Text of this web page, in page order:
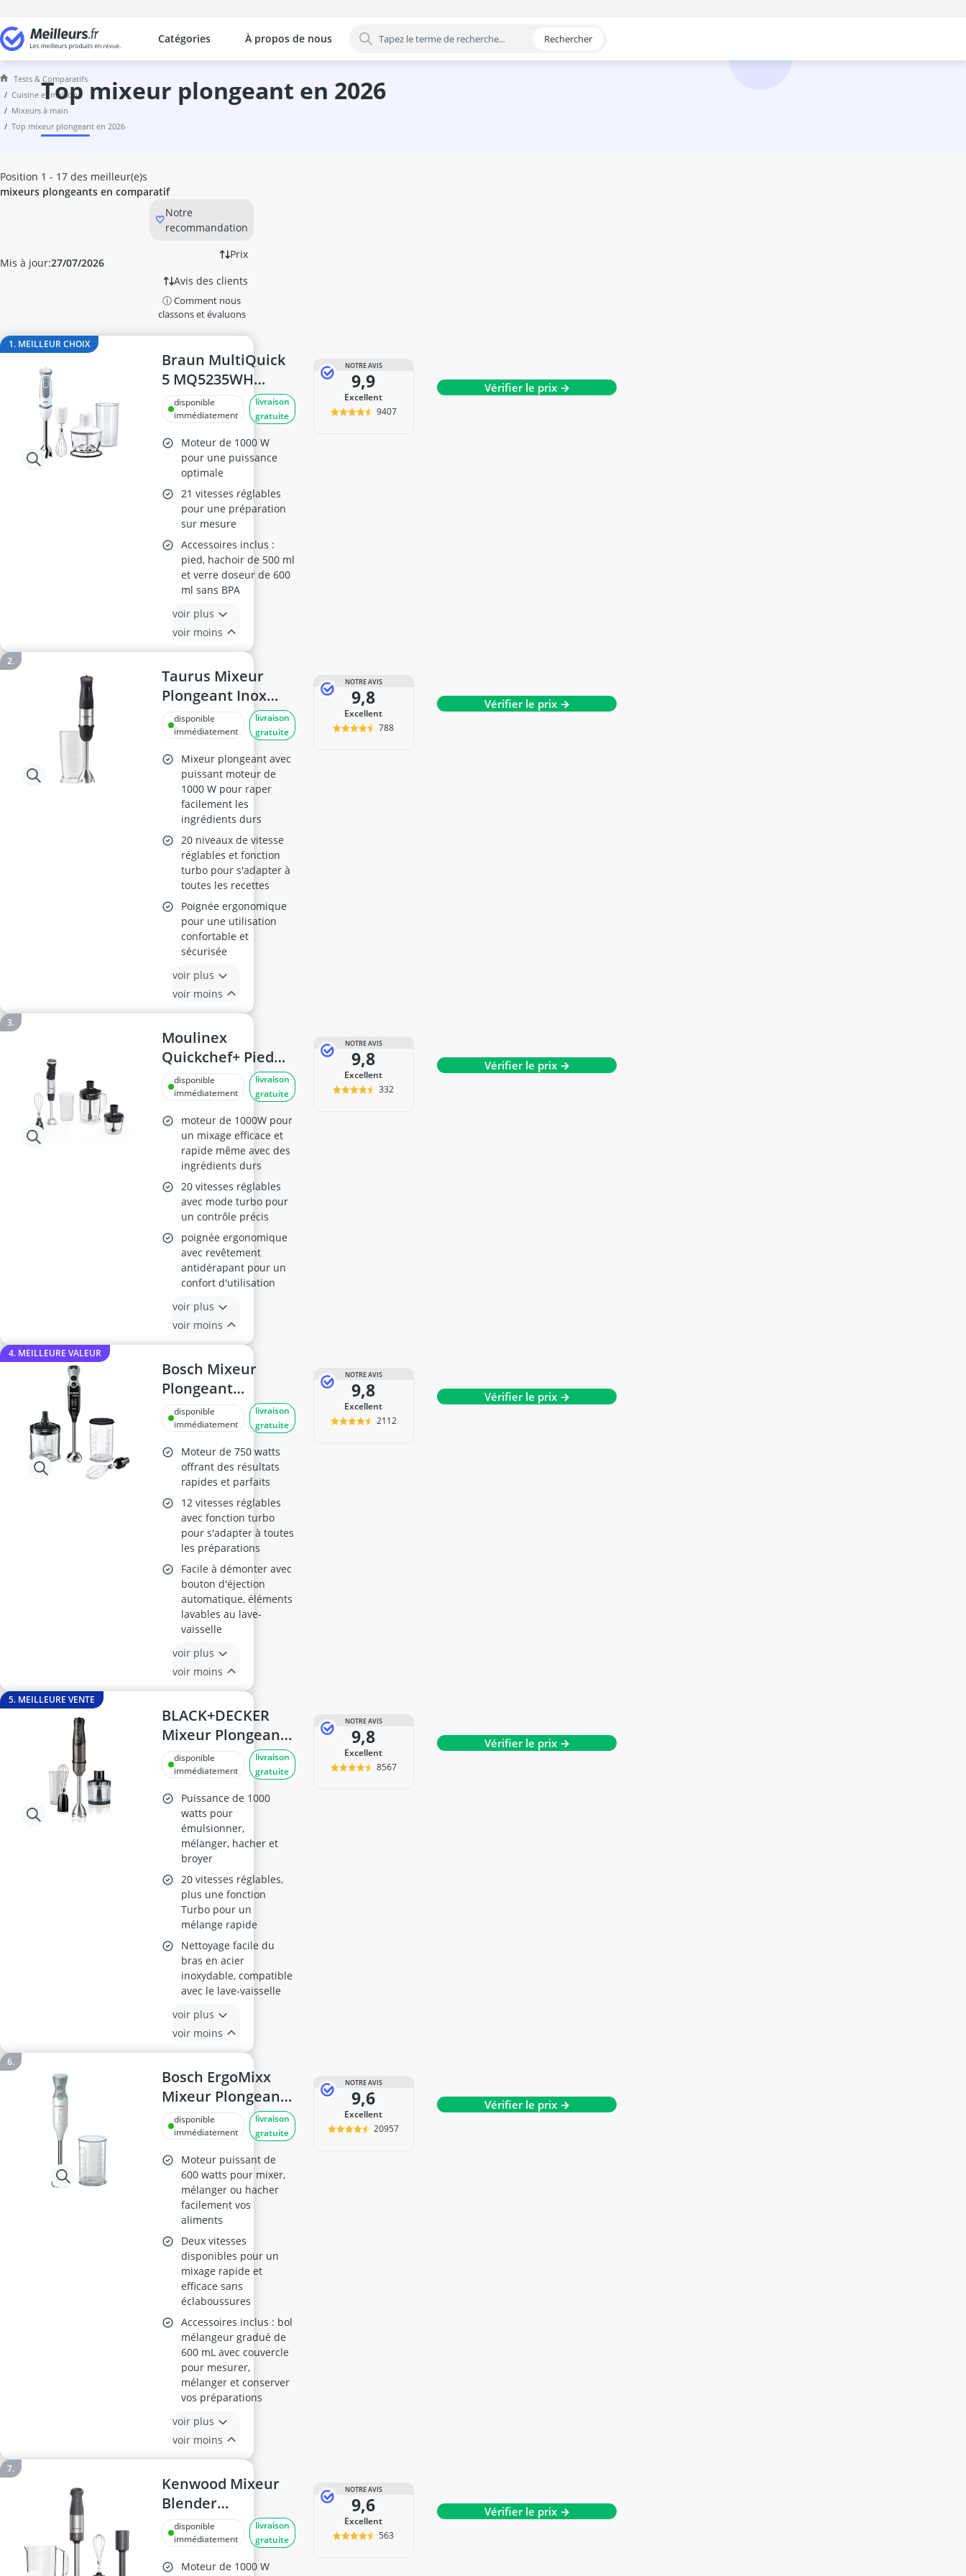
Catégories
Les comparaisons les plus populaires par catégorie
Cuisine et Maison
Abattant wc
accessoires WC
aiguilles à tricoter
aiguiseur couteau électrique
Aiguiseur de couteaux électrique
airfryer 2 compartiments
ampoule four
ampoule LED G4
ampoule LED GU10 blanc froid
ampoule r7s 78mm
ampoules LED GU10
Anneau d'assise
Anti-poil pour machine à laver
Antivol remorque
À propos de nous Rechercher
Tests & Comparatifs
cuisine et maison
mixeurs à main
top mixeur plongeant en 2026
top mixeur plongeant en 2026
Mis à jour:27/07/2026
Position 1 - 17 des meilleur(e)s
mixeurs plongeants en comparatif
Notre
recommandation
Prix
Avis des clients
ⓘ Comment nous
classons et évaluons
1. MEILLEUR CHOIX
Braun MultiQuick
5 MQ5235WH
Mixeur Plongeant
disponible
immédiatement
livraison
gratuite
Moteur de 1000 W
pour une puissance
optimale
21 vitesses réglables
pour une préparation
sur mesure
Accessoires inclus :
pied, hachoir de 500 ml
et verre doseur de 600
ml sans BPA
voir plus
voir moins
NOTRE AVIS
9,9
Excellent
9407
Vérifier le prix →
Taurus Mixeur
Plongeant Inox
1000W
disponible
immédiatement
livraison
gratuite
Mixeur plongeant avec
puissant moteur de
1000 W pour raper
facilement les
ingrédients durs
20 niveaux de vitesse
réglables et fonction
turbo pour s'adapter à
toutes les recettes
Poignée ergonomique
pour une utilisation
confortable et
sécurisée
voir plus
voir moins
NOTRE AVIS
9,8
Excellent
788
Vérifier le prix →
Moulinex
Quickchef+ Pied
Mixeur 1000W Noir
disponible
immédiatement
livraison
gratuite
moteur de 1000W pour
un mixage efficace et
rapide même avec des
ingrédients durs
20 vitesses réglables
avec mode turbo pour
un contrôle précis
poignée ergonomique
avec revêtement
antidérapant pour un
confort d'utilisation
voir plus
voir moins
NOTRE AVIS
9,8
Excellent
332
Vérifier le prix →
4. MEILLEURE VALEUR
Bosch Mixeur
Plongeant
MSM67160, 750 W,
Noir/Gris
disponible
immédiatement
livraison
gratuite
Moteur de 750 watts
offrant des résultats
rapides et parfaits
12 vitesses réglables
avec fonction turbo
pour s'adapter à toutes
les préparations
Facile à démonter avec
bouton d'éjection
automatique, éléments
lavables au lave-
vaisselle
voir plus
voir moins
NOTRE AVIS
9,8
Excellent
2112
Vérifier le prix →
5. MEILLEURE VENTE
BLACK+DECKER
Mixeur Plongeant
BXHBA1000E
1000W
disponible
immédiatement
livraison
gratuite
Puissance de 1000
watts pour
émulsionner,
mélanger, hacher et
broyer
20 vitesses réglables,
plus une fonction
Turbo pour un
mélange rapide
Nettoyage facile du
bras en acier
inoxydable, compatible
avec le lave-vaisselle
voir plus
voir moins
NOTRE AVIS
9,8
Excellent
8567
Vérifier le prix →
Bosch ErgoMixx
Mixeur Plongeant
MSM66110
disponible
immédiatement
livraison
gratuite
Moteur puissant de
600 watts pour mixer,
mélanger ou hacher
facilement vos
aliments
Deux vitesses
disponibles pour un
mixage rapide et
efficace sans
éclaboussures
Accessoires inclus : bol
mélangeur gradué de
600 mL avec couvercle
pour mesurer,
mélanger et conserver
vos préparations
voir plus
voir moins
NOTRE AVIS
9,6
Excellent
20957
Vérifier le prix →
Kenwood Mixeur
Blender
HBM60.007GY Gris
disponible
immédiatement
livraison
gratuite
Moteur de 1000 W
NOTRE AVIS
9,6
Excellent
563
Vérifier le prix →